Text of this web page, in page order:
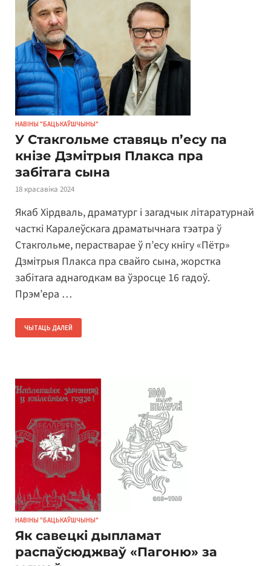
НАВІНЫ "БАЦЬКАЎШЧЫНЫ"
У Стакгольме ставяць п’есу па
кнізе Дзмітрыя Плакса пра
забітага сына
18 красавіка 2024
Якаб Хірдваль, драматург і загадчык літаратурнай
часткі Каралеўскага драматычнага тэатра ў
Стакгольме, перастварае ў п’есу кнігу «Пётр»
Дзмітрыя Плакса пра свайго сына, жорстка
забітага аднагодкам ва ўзросце 16 гадоў.
Прэм’ера …
ЧЫТАЦЬ ДАЛЕЙ
НАВІНЫ "БАЦЬКАЎШЧЫНЫ"
Як савецкі дыпламат
распаўсюджваў «Пагоню» за